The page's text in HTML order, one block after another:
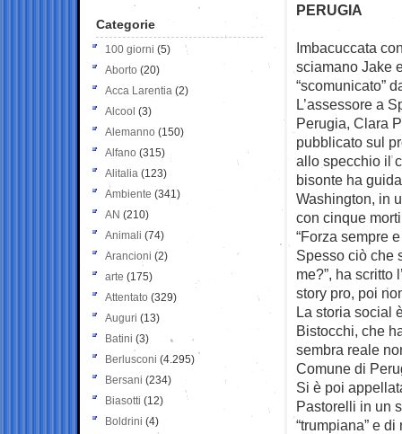
PERUGIA
Imbacuccata
sciamano Jake
“scomunicato”
L’assessore a
Perugia, Clara
pubblicato sul
allo specchio il
bisonte ha
Washington, in
con cinque
“Forza sempre
Spesso ciò che
me?”, ha scritto
story pro, poi
La storia social
Bistocchi, che
sembra reale
Comune di
Si è poi
Pastorelli in un
“trumpiana” e
Categorie
100 giorni (5)
Aborto (20)
Acca Larentia (2)
Alcool (3)
Alemanno (150)
Alfano (315)
Alitalia (123)
Ambiente (341)
AN (210)
Animali (74)
Arancioni (2)
arte (175)
Attentato (329)
Auguri (13)
Batini (3)
Berlusconi (4.295)
Bersani (234)
Biasotti (12)
Boldrini (4)